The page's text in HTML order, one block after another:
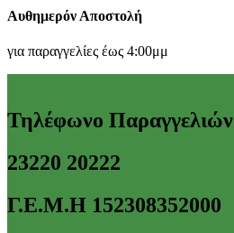
Αυθημερόν Αποστολή
για παραγγελίες έως 4:00μμ
Τηλέφωνο Παραγγελιών
23220 20222
Γ.Ε.Μ.Η 152308352000